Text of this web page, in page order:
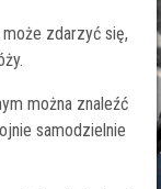
zdarzyć się,
można znaleźć
samodzielnie